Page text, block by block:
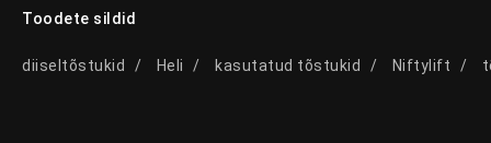
Toodete sildid
diiseltõstukid Heli kasutatud tõstukid Niftylift